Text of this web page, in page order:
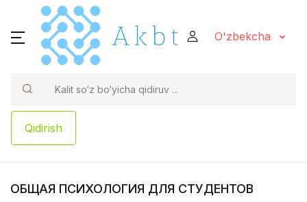
O'zbekcha
Qidirish
ОБЩАЯ ПСИХОЛОГИЯ ДЛЯ СТУДЕНТОВ